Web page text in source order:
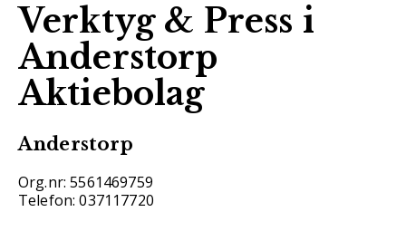
Verktyg & Press i
Anderstorp
Aktiebolag
Anderstorp
Org.nr: 5561469759
Telefon: 037117720